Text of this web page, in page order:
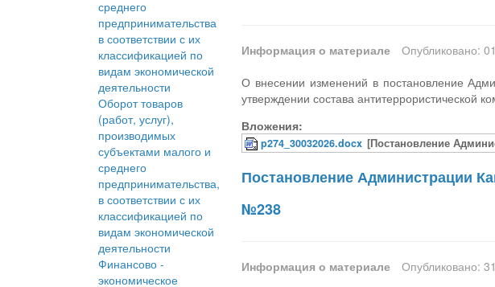
среднего
предпринимательства
в соответствии с их
классификацией по
видам экономической
деятельности
Оборот товаров
(работ, услуг),
производимых
субъектами малого и
среднего
предпринимательства,
в соответствии с их
классификацией по
видам экономической
деятельности
Финансово -
экономическое
Информация о материале
Опубликовано:
О внесении изменений в постановление
утверждении состава антитеррористической
Вложения:
p274_30032026.docx [Постановление
Постановление Администрации
№238
Информация о материале
Опубликовано: